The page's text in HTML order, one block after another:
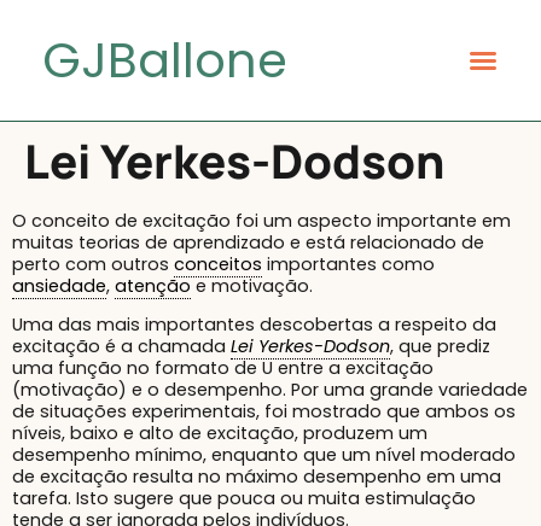
GJBallone
Lei Yerkes-Dodson
O conceito de excitação foi um aspecto importante em
muitas teorias de aprendizado e está relacionado de
perto com outros conceitos importantes como
ansiedade, atenção e motivação.
Uma das mais importantes descobertas a respeito da
excitação é a chamada Lei Yerkes-Dodson, que prediz
uma função no formato de U entre a excitação
(motivação) e o desempenho. Por uma grande variedade
de situações experimentais, foi mostrado que ambos os
níveis, baixo e alto de excitação, produzem um
desempenho mínimo, enquanto que um nível moderado
de excitação resulta no máximo desempenho em uma
tarefa. Isto sugere que pouca ou muita estimulação
tende a ser ignorada pelos indivíduos.